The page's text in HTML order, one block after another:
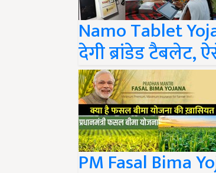
Namo Tablet
देगी ब्रांडेड टैबलेट,
PM Fasal Bima